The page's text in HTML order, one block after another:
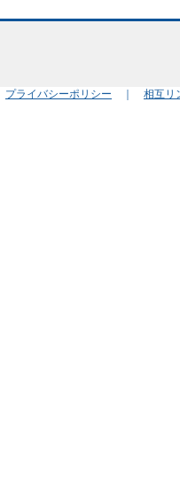
プライバシーポリシー ｜ 相互リ